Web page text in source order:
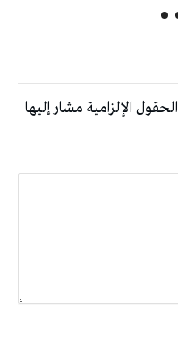
الحقول الإلزامية مشار إليها